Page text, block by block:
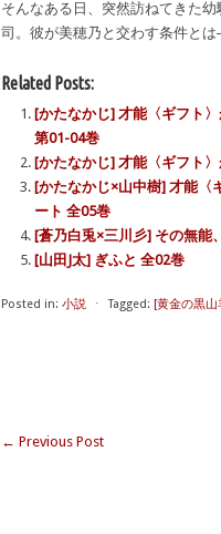
そんなある日、突然訪ねてきた
司。彼が美穂乃と交わす条件と
Related Posts:
[かたなかじ] 才能〈ギフト
第01-04巻
[かたなかじ] 才能〈ギフト
[かたなかじ×山中樹] 才能〈
ート 全05巻
[蒼乃白兎×三川彡] その無能
[山田J太] ぎふと 全02巻
Posted in: 小説 ⋅ Tagged: [黄金の黒
← Previous Post